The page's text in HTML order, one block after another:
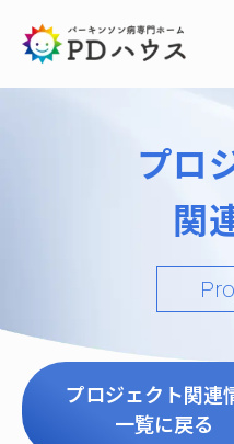
プロ
関
プロジェクト関連
一覧に戻る